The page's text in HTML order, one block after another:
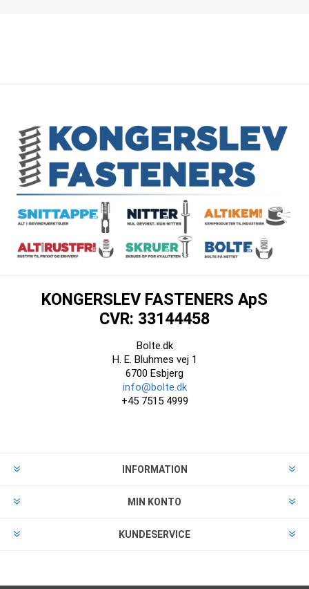
KONGERSLEV FASTENERS ApS
CVR: 33144458
Bolte.dk
H. E. Bluhmes vej 1
6700 Esbjerg
info@bolte.dk
+45 7515 4999
INFORMATION
MIN KONTO
KUNDESERVICE